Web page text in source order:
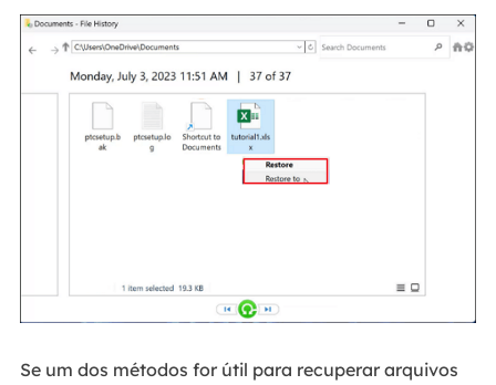
Se um dos métodos for útil para recuperar arquivos